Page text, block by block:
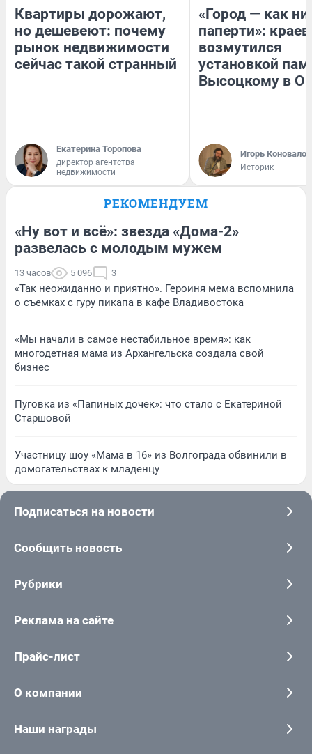
Квартиры дорожают,
но дешевеют: почему
рынок недвижимости
сейчас такой странный
Екатерина Торопова
директор агентства
недвижимости
«Город — как
паперти»:
возмутился
установкой
Высоцкому в
Игорь Коновалов
Историк
РЕКОМЕНДУЕМ
«Ну вот и всё»: звезда «Дома-2»
развелась с молодым мужем
13 часов 5 096 3
«Так неожиданно и приятно». Героиня мема вспомнила
о съемках с гуру пикапа в кафе Владивостока
«Мы начали в самое нестабильное время»: как
многодетная мама из Архангельска создала свой
бизнес
Пуговка из «Папиных дочек»: что стало с Екатериной
Старшовой
Участницу шоу «Мама в 16» из Волгограда обвинили в
домогательствах к младенцу
Подписаться на новости
Сообщить новость
Рубрики
Реклама на сайте
Прайс-лист
О компании
Наши награды